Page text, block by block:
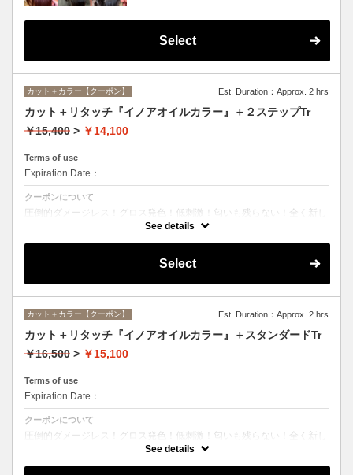
Select
カット＋カラー【クーポン】 Est. Duration：Approx. 2 hrs
カット＋リタッチ『イノアオイルカラー』＋２ステップTr
￥15,400 > ￥14,100
Terms of use
Expiration Date：
クーポンについて
圧倒的ダメージレス！グロス発色！低刺激！匂いも残らない！全く新し
い処方のイノアオイルカラーのセットメニュー☆シャンプー、ブロー込
See details
Select
カット＋カラー【クーポン】 Est. Duration：Approx. 2 hrs
カット＋リタッチ『イノアオイルカラー』＋スタンダードTr
￥16,500 > ￥15,100
Terms of use
Expiration Date：
クーポンについて
圧倒的ダメージレス！グロス発色！低刺激！匂いも残らない！全く新し
い処方のイノアオイルカラーのセットメニュー☆シャンプー、ブロー込
See details